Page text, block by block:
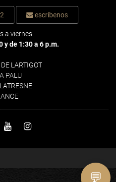
escríbenos
a viernes
y de 1:30 a 6 p.m.
LARTIGOT
PALU
💬